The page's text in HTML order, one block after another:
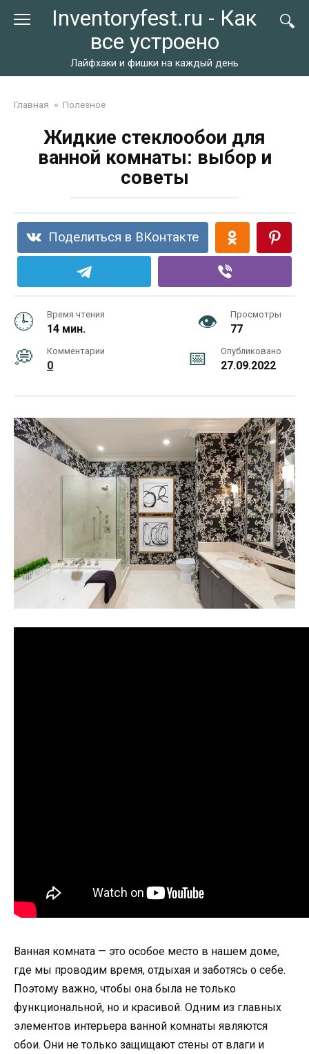
Inventoryfest.ru - Как
все устроено
Лайфхаки и фишки на каждый день
Главная » Полезное
Жидкие стеклообои для
ванной комнаты: выбор и
советы
Поделиться в ВКонтакте
Время чтения
14 мин.
Просмотры
77
Комментарии
0
Опубликовано
27.09.2022
Ванная комната — это особое место в нашем доме,
где мы проводим время, отдыхая и заботясь о себе.
Поэтому важно, чтобы она была не только
функциональной, но и красивой. Одним из главных
элементов интерьера ванной комнаты являются
обои. Они не только защищают стены от влаги и